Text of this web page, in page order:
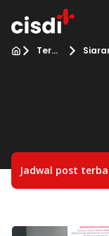
Terbaru
Jadwal post